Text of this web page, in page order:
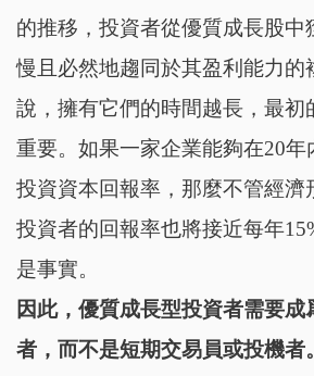
的推移，投資者從優質成長股中
慢且必然地趨同於其盈利能力的
說，擁有它們的時間越長，最初
重要。如果一家企業能夠在20年
投資資本回報率，那麼不管經濟
投資者的回報率也將接近每年
是事實。
因此，優質成長型投資者需要
者，而不是短期交易員或投機者。